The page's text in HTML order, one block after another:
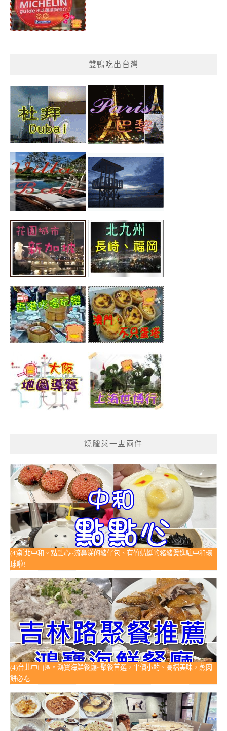
雙鴨吃出台灣
燒臘與一盅兩件
(4)新北中和。點點心~流鼻涕的豬仔包、有竹蜻蜓的豬豬煲進駐中和環
球啦!
(4)台北中山區。鴻寶海鮮餐廳~聚餐首選，平價小酌、高檔美味，蒸肉
餅必吃